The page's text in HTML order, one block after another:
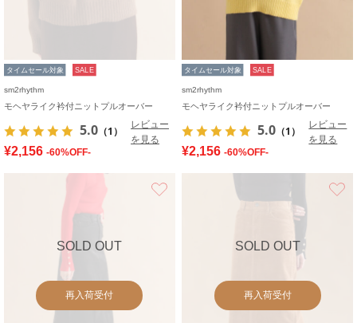
タイムセール対象 SALE
sm2rhythm
モヘヤライク衿付ニットプルオーバー
5.0 （1）
レビュー
を見る
¥2,156 -60%OFF-
タイムセール対象 SALE
sm2rhythm
モヘヤライク衿付ニットプルオーバー
5.0 （1）
レビュー
を見る
¥2,156 -60%OFF-
SOLD OUT
再入荷受付
SOLD OUT
再入荷受付